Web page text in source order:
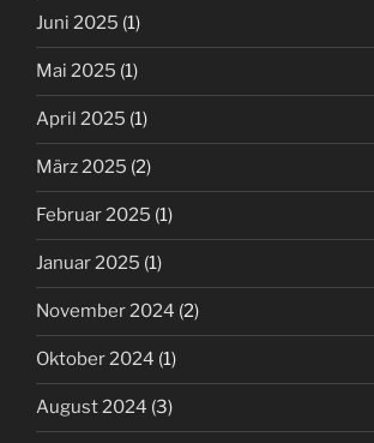
Juni 2025 (1)
Mai 2025 (1)
April 2025 (1)
März 2025 (2)
Februar 2025 (1)
Januar 2025 (1)
November 2024 (2)
Oktober 2024 (1)
August 2024 (3)